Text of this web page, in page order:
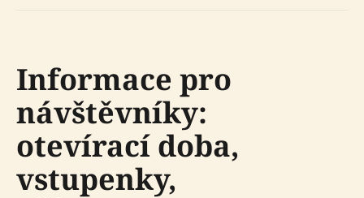
Informace pro
návštěvníky:
otevírací doba,
vstupenky,